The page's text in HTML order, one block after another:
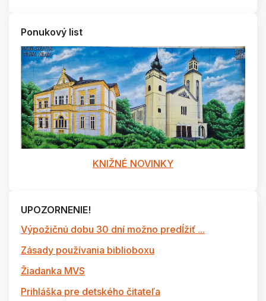
Ponukový list
KNIŽNÉ NOVINKY
UPOZORNENIE!
Výpožičnú dobu 30 dní možno predĺžiť ...
Zásady používania biblioboxu
Žiadanka MVS
Prihláška pre detského čitateľa